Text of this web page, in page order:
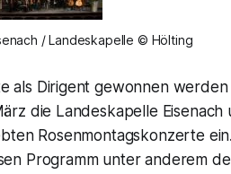
/ Landeskapelle © Hölting
als Dirigent gewonnen
die Landeskapelle Eisenach
Rosenmontagskonzerte
Programm unter anderem